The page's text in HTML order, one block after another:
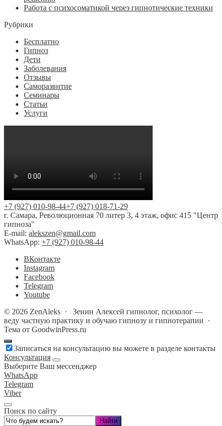
Работа с психосоматикой через гипнотические техники
Рубрики
Бесплатно
Гипноз
Дети
Заболевания
Отзывы
Саморазвитие
Семинары
Статьи
Услуги
+7 (927) 010-98-44+7 (927) 018-71-29
г. Самара, Революционная 70 литер 3, 4 этаж, офис 415 "Центр
гипноза"
E-mail: alekszen@gmail.com
WhatsApp: +7 (927) 010-98-44
BКонтакте
Instagram
Facebook
Telegram
Youtube
© 2026 ZenAleks · Зенин Алексей гипнолог, психолог —
веду частную практику и обучаю гипнозу и гипнотерапии ·
Тема от GoodwinPress.ru
Записаться на консультацию вы можете в разделе контакты
Консультация
Выберите Ваш мессенджер
WhatsApp
Telegram
Viber
Поиск по сайту